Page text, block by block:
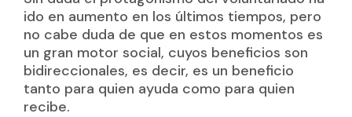
ido en aumento en los últimos tiempos, pero
no cabe duda de que en estos momentos es
un gran motor social, cuyos beneficios son
bidireccionales, es decir, es un beneficio
tanto para quien ayuda como para quien
recibe.